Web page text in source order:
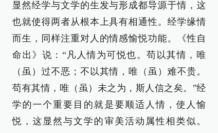
显然经学与文学的生发与形成都导源于情，这
也就使得两者从根本上具有相通性。经学缘情
而生，同样注重对人的情感愉悦功能。《性自
命出》说：“凡人情为可悦也。苟以其情，唯
（虽）过不恶；不以其情，唯（虽）难不贵。
苟有其情，唯（虽）未之为，斯人信之矣。”经
学的一个重要目的就是要顺适人情，使人愉
悦，这显然与文学的审美活动属性相类似。